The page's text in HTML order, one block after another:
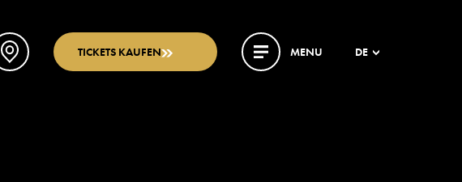
TICKETS KAUFEN MENU DE